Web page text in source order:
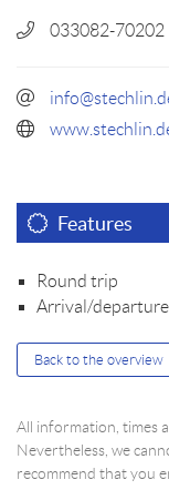
033082-70202
Features
Round trip
Arrival/
Back to the overview
All information, times
Nevertheless, we
recommend that you